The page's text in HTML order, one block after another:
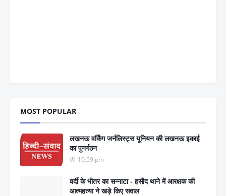
MOST POPULAR
लखनऊ वर्किंग जर्नलिस्ट्स यूनियन की लखनऊ इकाई
का पुनर्गठन
10:59 pm
वर्दी के भीतर का सन्नाटा - हसौद थाने में आरक्षक की
आत्महत्या ने खड़े किए सवाल